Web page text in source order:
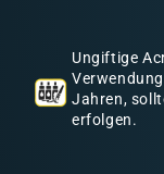
Ungiftige
Jahren,
erfolgen.